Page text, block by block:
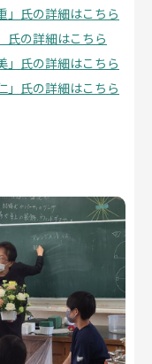
」氏の詳細はこちら
氏の詳細はこちら
」氏の詳細はこちら
」氏の詳細はこちら